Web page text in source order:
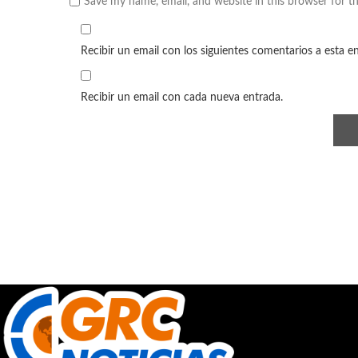
Recibir un email con los siguientes comentarios a esta
Recibir un email con cada nueva entrada.